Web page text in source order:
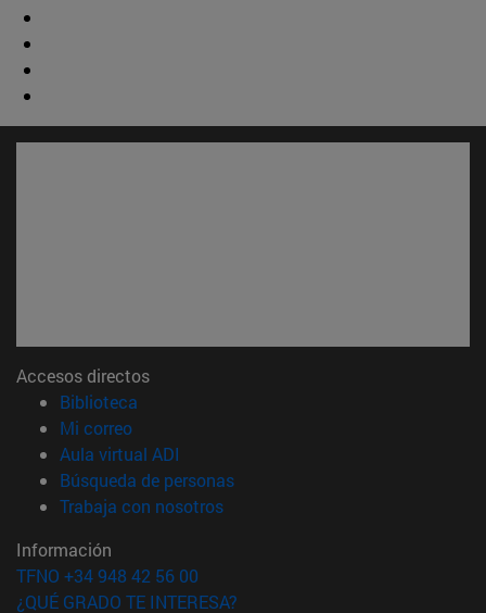
Accesos directos
Biblioteca
Mi correo(abre en nueva ventana)
Aula virtual ADI
Búsqueda de personas(abre en nueva ventana)
Trabaja con nosotros(abre en nueva ventana)
Información
TFNO +34 948 42 56 00
¿QUÉ GRADO TE INTERESA?